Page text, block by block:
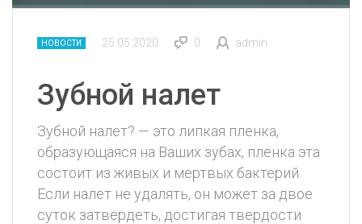
НОВОСТИ 25.05.2020 0 admin
Зубной налет
Зубной налет? — это липкая пленка,
образующаяся на Ваших зубах, пленка эта
состоит из живых и мертвых бактерий.
Если налет не удалять, он может за двое
суток затвердеть, достигая твердости